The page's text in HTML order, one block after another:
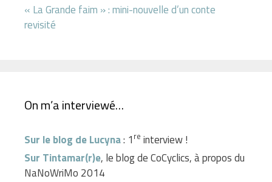
« La Grande faim » : mini-nouvelle d’un conte
revisité
On m’a interviewé…
Sur le blog de Lucyna: 1 re interview !
Sur Tintamar(r)e, le blog de CoCyclics, à propos du
NaNoWriMo 2014